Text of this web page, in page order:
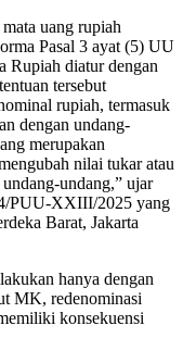
uang rupiah
Pasal 3 ayat (5) UU
Rupiah diatur dengan
tersebut
rupiah, termasuk
dengan undang-
merupakan
nilai tukar atau
undang,” ujar
PUU-XXIII/2025 yang
Barat, Jakarta
hanya dengan
MK, redenominasi
konsekuensi